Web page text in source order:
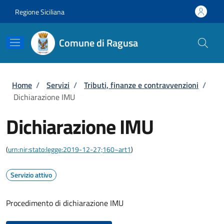
Regione Siciliana
Comune di Ragusa
Briciole di pane
Home / Servizi / Tributi, finanze e contravvenzioni /
Dichiarazione IMU
Dichiarazione IMU
(urn:nir:stato:legge:2019-12-27;160~art1)
Servizio attivo
Procedimento di dichiarazione IMU